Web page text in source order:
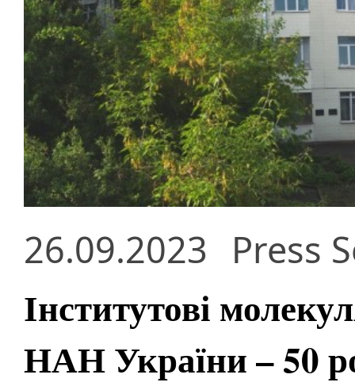
26.09.2023 Press
Інститутові
НАН України – 50